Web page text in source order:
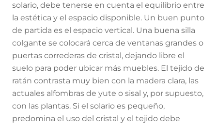
solario, debe tenerse en cuenta el equilibrio entre
la estética y el espacio disponible. Un buen punto
de partida es el espacio vertical. Una buena silla
colgante se colocará cerca de ventanas grandes o
puertas correderas de cristal, dejando libre el
suelo para poder ubicar más muebles. El tejido de
ratán contrasta muy bien con la madera clara, las
actuales alfombras de yute o sisal y, por supuesto,
con las plantas. Si el solario es pequeño,
predomina el uso del cristal y el tejido debe